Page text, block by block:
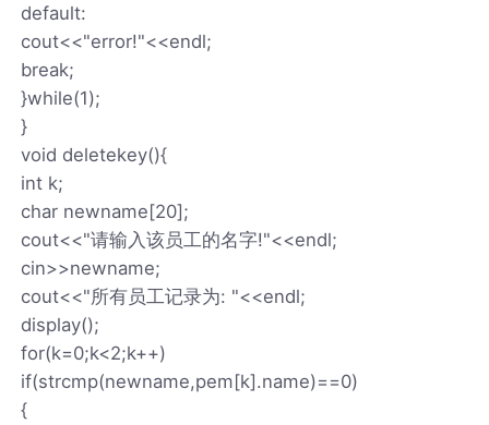
default:
cout<<"error!"<<endl;
break;
}while(1);
}
void deletekey(){
int k;
char newname[20];
cout<<"请输入该员工的名字!"<<endl;
cin>>newname;
cout<<"所有员工记录为: "<<endl;
display();
for(k=0;k<2;k++)
if(strcmp(newname,pem[k].name)==0)
{